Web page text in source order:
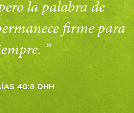
la palabra de
firme para
”
40:8 DHH